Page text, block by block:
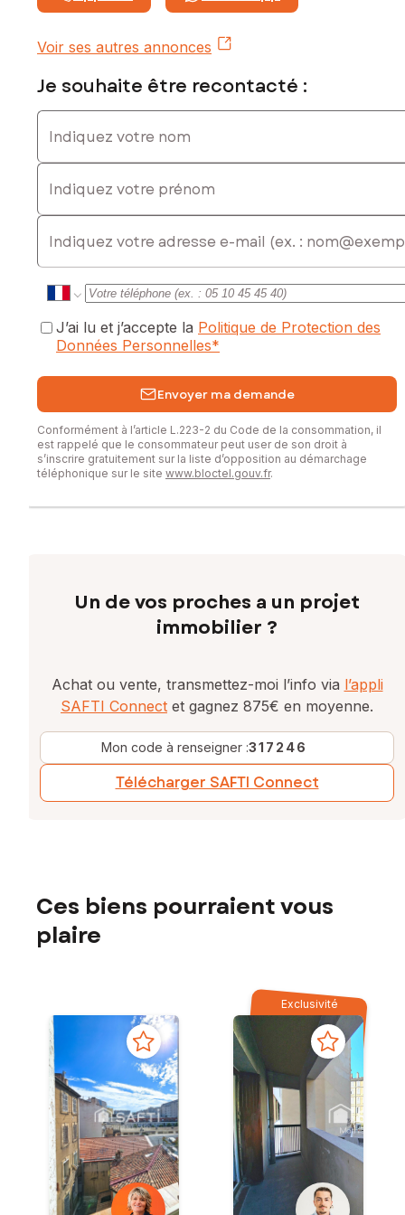
Voir ses autres annonces
Je souhaite être recontacté :
Indiquez votre nom
Indiquez votre prénom
E-mail
J’ai lu et j’accepte la Politique de Protection des
Données Personnelles*
Envoyer ma demande
Conformément à l’article L.223-2 du Code de la consommation, il
est rappelé que le consommateur peut user de son droit à
s’inscrire gratuitement sur la liste d’opposition au démarchage
téléphonique sur le site www.bloctel.gouv.fr.
Un de vos proches a un projet
immobilier ?
Achat ou vente, transmettez-moi l’info via l’appli
SAFTI Connect et gagnez 875€ en moyenne.
Mon code à renseigner :317246
Télécharger SAFTI Connect
Ces biens pourraient vous
plaire
Exclusivité